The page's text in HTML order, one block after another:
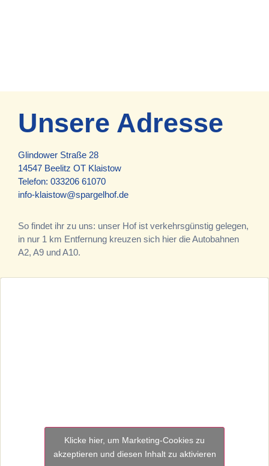
Klicke hier, um Marketing-Cookies zu
akzeptieren und diesen Inhalt zu aktivieren
Unsere Adresse
Glindower Straße 28
14547 Beelitz OT Klaistow
Telefon: 033206 61070
info-klaistow@spargelhof.de
So findet ihr zu uns: unser Hof ist verkehrsgünstig gelegen,
in nur 1 km Entfernung kreuzen sich hier die Autobahnen
A2, A9 und A10.